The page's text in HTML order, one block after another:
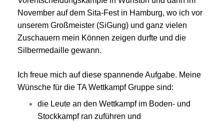
November auf dem Sita-Fest in Hamburg, wo ich vor
unserem Großmeister (SiGung) und ganz vielen
Zuschauern mein Können zeigen durfte und die
Silbermedaille gewann.
Ich freue mich auf diese spannende Aufgabe. Meine
Wünsche für die TA Wettkampf Gruppe sind:
die Leute an den Wettkampf im Boden- und
Stockkampf ran zuführen und